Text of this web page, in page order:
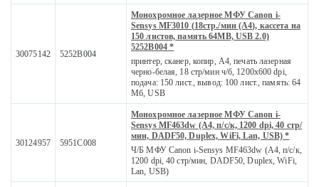
30075142 5252B004
Монохромное лазерное МФУ Canon i-
Sensys MF3010 (18стр./мин (А4), кассета на
150 листов, память 64MB, USB 2.0)
5252B004 *
принтер, сканер, копир, A4, печать лазерная
черно-белая, 18 стр/мин ч/б, 1200x600 dpi,
подача: 150 лист., вывод: 100 лист., память: 64
Мб, USB
30124957 5951C008
Монохромное лазерное МФУ Canon i-
Sensys MF463dw (А4, п/с/к, 1200 dpi, 40 стр/
мин, DADF50, Duplex, WiFi, Lan, USB) *
Ч/Б МФУ Canon i-Sensys MF463dw (А4, п/с/к,
1200 dpi, 40 стр/мин, DADF50, Duplex, WiFi,
Lan, USB)